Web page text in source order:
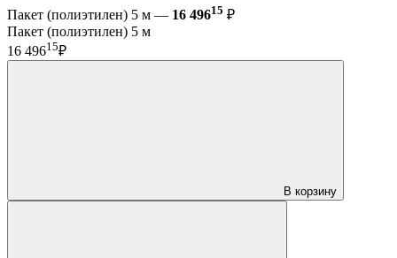
Пакет (полиэтилен) 5 м — 16 49615 ₽
Пакет (полиэтилен) 5 м
16 49615₽
В корзину